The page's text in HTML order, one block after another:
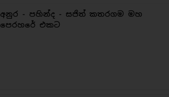
අනුර - පහින්ද - සජිත් කතරගම මහ
පෙරහරේ එකට